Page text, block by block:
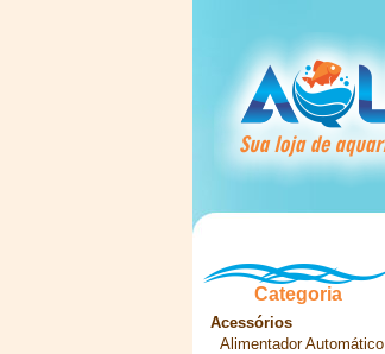
Categoria
Acessórios
Alimentador Automático